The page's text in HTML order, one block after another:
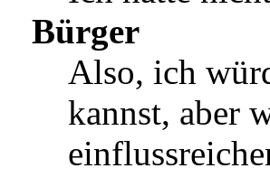
Bürger
Also, ich
kannst, aber